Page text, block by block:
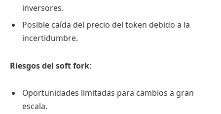
inversores.
Posible caída del precio del token debido a la
incertidumbre.
Riesgos del soft fork:
Oportunidades limitadas para cambios a gran
escala.